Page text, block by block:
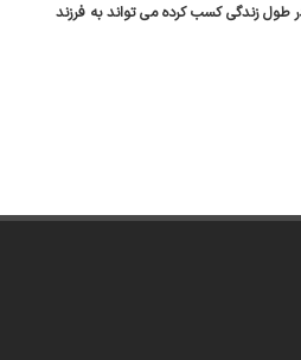
طول زندگی کسب کرده می تواند به فرزند